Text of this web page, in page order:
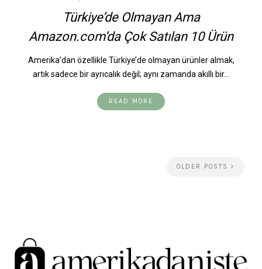
Türkiye’de Olmayan Ama
Amazon.com’da Çok Satılan 10 Ürün
Amerika’dan özellikle Türkiye’de olmayan ürünler almak,
artık sadece bir ayrıcalık değil; aynı zamanda akıllı bir…
READ MORE
OLDER POSTS